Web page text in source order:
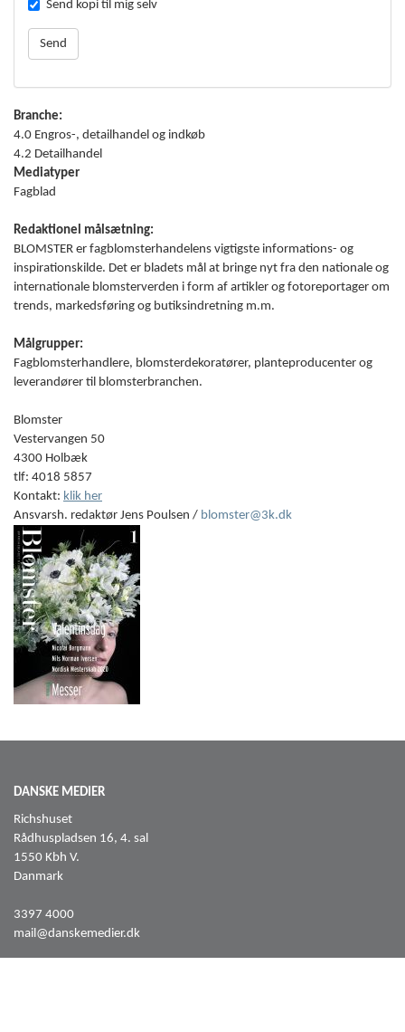
Send kopi til mig selv
Branche:
4.0 Engros-, detailhandel og indkøb
4.2 Detailhandel
Mediatyper
Fagblad
Redaktionel målsætning:
BLOMSTER er fagblomsterhandelens vigtigste informations- og
inspirationskilde. Det er bladets mål at bringe nyt fra den nationale og
internationale blomsterverden i form af artikler og fotoreportager om
trends, markedsføring og butiksindretning m.m.
Målgrupper:
Fagblomsterhandlere, blomsterdekoratører, planteproducenter og
leverandører til blomsterbranchen.
Blomster
Vestervangen 50
4300 Holbæk
tlf: 4018 5857
Kontakt: klik her
Ansvarsh. redaktør Jens Poulsen / blomster@3k.dk
DANSKE MEDIER
Richshuset
Rådhuspladsen 16, 4. sal
1550 Kbh V.
Danmark
3397 4000
mail@danskemedier.dk